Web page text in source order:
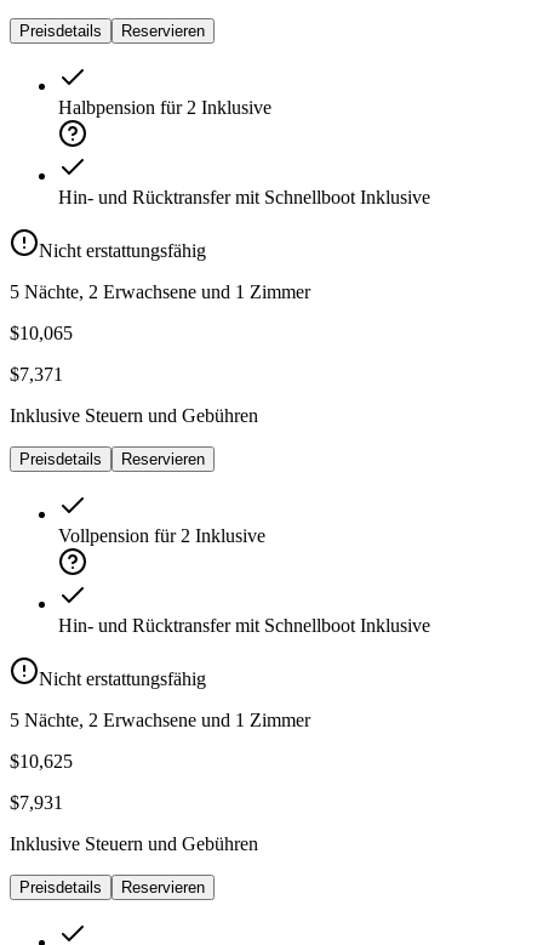
Preisdetails Reservieren
Halbpension für 2 Inklusive
Hin- und Rücktransfer mit Schnellboot Inklusive
Nicht erstattungsfähig
5 Nächte, 2 Erwachsene und 1 Zimmer
$10,065
$7,371
Inklusive Steuern und Gebühren
Preisdetails Reservieren
Vollpension für 2 Inklusive
Hin- und Rücktransfer mit Schnellboot Inklusive
Nicht erstattungsfähig
5 Nächte, 2 Erwachsene und 1 Zimmer
$10,625
$7,931
Inklusive Steuern und Gebühren
Preisdetails Reservieren